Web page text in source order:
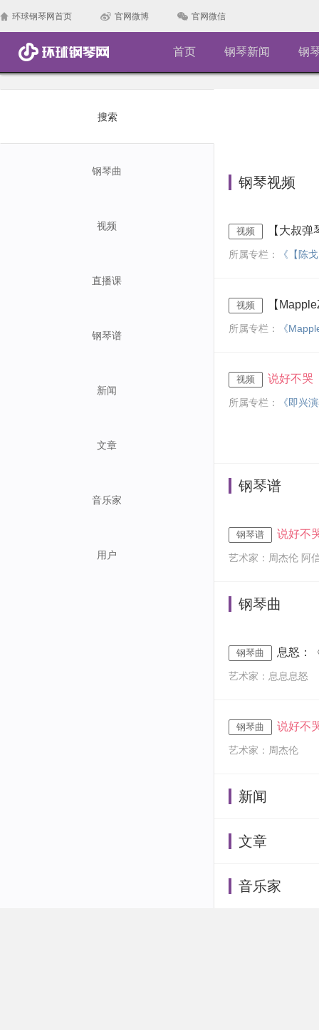
环球钢琴网首页 官网微博 官网微信
首页 钢琴新闻 钢
搜索
钢琴曲
视频
直播课
钢琴谱
新闻
文章
音乐家
用户
钢琴视频
视频 【大叔弹
所属专栏： 《【陈
视频 【
所属专栏： 《
视频 说好不哭
所属专栏： 《即兴
钢琴谱
钢琴谱 说好不
艺术家：周杰伦 阿
钢琴曲
钢琴曲 息怒：
艺术家：息息息怒
钢琴曲 说好不
艺术家：周杰伦
新闻
文章
音乐家